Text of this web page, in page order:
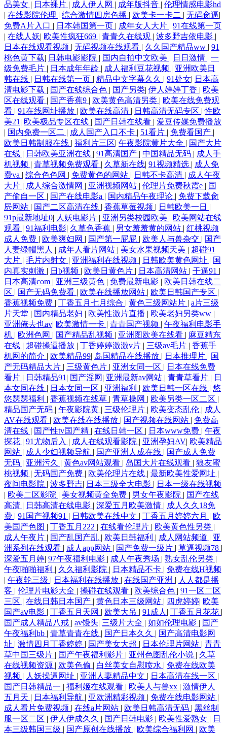
夜夜橾天天橾 美女裸身网站 91熟女首页 人人玩人 电影在线观 天天综合网
天天色影视 国产在线视精 原来是美男国语全集 男插女青春影院电影 AV综
合伦理 日韩免费高清视频网站 国产激情综 羞羞网址 做最劲爆的影院 日韩
欧美www 国产精品线在线精品 亚洲自拍偷拍欧美 乱老女人一二区视频 91
视频极品视觉盛宴 日本一二三区免费 国产第一页在线观看 午夜福利欧美
影院 国产在线一区观看 在线观看日韩在线视频 欧美va亚洲v
品美女 | 日本裸片 | 成人伊人网 | 成年版抖音 | 伦理情感电影hd
| 在线影院伦理 | 综合激情四房色播 | 欧美卡一卡二 | 无码肏逼|
免费A片入口 | 日本韩国第一页 | 成年女人大片 | 91在线第一页
| 在线人妖| 欧美性疯狂669 | 青青久在线观 | 波多野吉依电影 |
日本在线观看视频 | 无码视频在线观看 | 久久国产精品ww | 91
桃色黄下载| 日韩电影影院 | 国内自拍中文欧美 | 日日激情 | 一
级免费毛片 | 日本成年年龄 | 成人福利豆花视频 | 亚洲欧美日
韩在线 | 日韩在线第一页 | 精品中文字幕久久 | 91处女| 日本高
清电影下载 | 国产在线综合色 | 国产另类| 伊人婷婷丁香 | 欧美
区在线观看 | 国产香蕉9 | 欧美黄色高清另类 | 欧美在线免费观
看 | 91在线网址播放 | 欧美在线高清 | 日韩高清无码专区 |性欧
美21| 欧美极品专区在线 | 国产日韩在线看 | 爱豆传媒免费播放
| 国内免费一区二 | 成人国产入口不卡 | 51看片 | 免费看国产 |
欧美日韩制服在线 | 福利片三区| 午夜影院黄片大全 | 国产大片
在线 | 日韩欧美亚洲在线 | 91高清国产 | 中国精品无码 | 成人手
机视频 | 青草视频免费观看 | 久草新在线| 91视频精选 | 成人免
费va | 综合色色网 | 免费黄色的网站 | 日韩不卡高清 | 成人午夜
大片 | 成人综合激情网 | 亚洲视频网站 | 伦理片免费秋霞e | 国
产偷自一区 | 国产在线电影a | 国内精品午夜理论 | 免费下载肏
屄网站 | 国产二区高清在线 | 香蕉草莓视频 | 日韩欧美一日 |
91p最新地址0| 人妖电影片 | 亚洲另类校园欧美 | 欧美网站在线
观看 | 91福利电影| 久草色香蕉 | 男女羞羞黄的网站 | 红桃视频
成人免费 | 欧美爽妇网 | 国产第一屁屁 | 欧美人与兽杂交 | 国产
人妻绿帽黑人 | 成年人看片网站 | 美女水果视频天美 | 超碰91
大片 | 毛片内射女 | 亚洲福利在线视频 | 日韩欧美黄色网址 | 国
内真实刺激 | 日b视频 | 欧美日黄色片 | 日本高清网站 | 干逼91 |
日本高清com | 亚洲三级黄色 | 免费最新电影 | 欧美日韩在线二
区 | 国产无码免费看 | 欧美在线播放网站 | 欧美日韩国产专区 |
香蕉视频免费 | 丁香五月七月综合 | 黄色三级网站片 | a片三级
片天堂 | 国内精品老妇 | 欧美性激片直播 | 欧美老妇另类ww |
亚洲俺去也av| 欧美激情一卡 | 青青国产视频 | 午夜福利电影手
机 | 欧洲色网 | 国产精品乱视频 | 亚洲图欧美在线看 | 麻豆精东
在线 | 超碰操逼播放 | 丁香婷婷激激v片 | 三级av毛片 | 香蕉手
机网的简介 | 欧美精品99| 岛国精品在线播放 | 日本推理片 | 国
产无码精品大片 | 三级黄色片 | 亚洲女同一区 | 日本在线免费
看片 | 日韩精品91| 国产淫网 | 亚洲最新av网站 | 青青草看片 | 日
本女同在线 | 日本女同一区 | 亚洲福利 | 欧美日韩一区在线 | 悠
悠瑟瑟福利 | 香蕉视频在线草 | 青草操网 | 欧美另类一区二区 |
精品国产无码 | 午夜影院黄 | 三级伦理片 | 欧美变态乱伦 | 成人
AV在线观看 | 欧美在线在线播放 | 国产视频在线网站 | 免费高
清在线 | 国产性tv国产精 | 在线日韩一区 | 日本www免费 | 午夜
探花 | 91尤物后入 | 成人在线观看影院 | 亚洲孕妇AV| 欧美精品
网站 | 成人少妇视频导航 | 国产亚洲人成在线 | 国产成人免费
无码 | 亚洲污久 | 黄色av网站观看 | 岛国大片在线观看 | 狼友蜜
桃视频 | 无码国产免费 | 欧美伦理片在线 | 最新欧美性爱网址 |
夜间电影院 | 波多野吉| 日本三级全大电影 | 日本一级在线视频
| 欧美二区影院 | 美女视频黄全免费 | 男女午夜影院 | 国产在线
高清 | 日韩高清在线电影 | 深爱五月欧美激情 | 成人久久18免
费 | 91国产视频91 | 日韩欧美在线中文 | 丁香五月婷婷六月 | 欧
美国产色图 | 丁香五月222 | 在线看伦理片 | 欧美黄色性另类 |
成人午夜片 | 国产乱国产乱 | 欧美日韩福利 | 成人网站频道 | 亚
洲系列在线观看 | 成人app网站 | 国产免费一级片 | 草逼视频78 |
深爱五月婷| 97午夜福利电影 | 成人午夜秀场 | 熟女乱伦另类 |
午夜啪啪福利 | 久久福利影院 | 日本精品不卡 | 免费在线H视频
| 午夜轮三级 | 日本福利在线播放 | 在线国产亚洲 | 人人都是播
客 | 伦理片电影大全 | 操碰在线观看 | 欧美综合色 | 91一区二区
三区 | 在线日韩日本国产 | 黄色日本三级网站 | 四虎婷婷| 欧美
国产aⅴ电影 | 丁香五月天网 | 欧美大吊 | 91成人| 丁香五月花花 |
国产成人精品八戒 | av馒头| 三级片大全 | 如如伦理电影 | 国产
午夜福利bb | 青草青青在线 | 国产日本久久 | 国产高清电影网
址 | 激情四月丁香婷婷 | 国产美女大超 | 日本伦理片网站 | 青青
草中国三级片 | 国产午夜福利影片 | 亚州色图乱伦小说 | 久草
在线视频资源 | 欧美色偷 | 白丝美女自慰喷水 | 免费在线欧美
视频 | 人妖操逼网址 | 亚洲人妻精品中文 | 日本高清在线一区 |
国产日韩精品一 | 福利姬在线观看 | 欧美人与兽xx | 激情伊人
五月天 | 日本福利导航 | 亚欧洲精彩视频 | 免费在线电影网站 |
成人看片免费视频 | 在线a片网站 | 欧美日韩高清无码 | 黑丝制
服一区二区 | 伊人伊成久久 | 国产日韩电影 | 欧美性爱熟女 | 日
本三级韩国三级 | 国产原创在线播放 | 欧美综合福利网 | 欧美